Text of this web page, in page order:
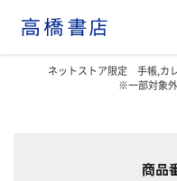
ネットストア限定 手帳,カ
※一部対象外
商品